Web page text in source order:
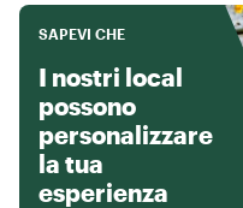
SAPEVI CHE
I nostri local
possono
personalizzare
la tua
esperienza